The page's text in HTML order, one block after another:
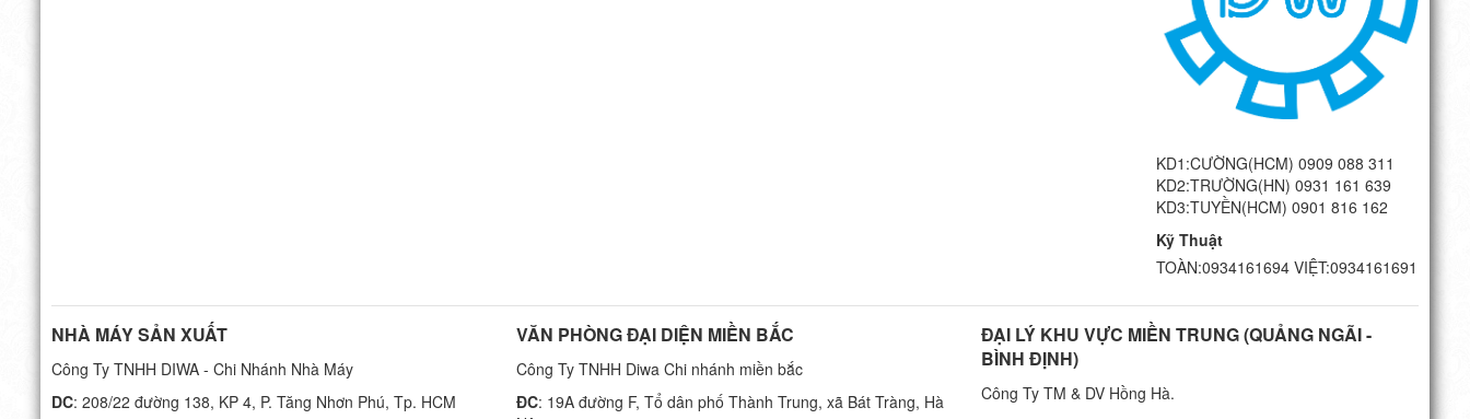
KD1:CƯỜNG(HCM) 0909 088 311
KD2:TRƯỜNG(HN) 0931 161 639
KD3:TUYỀN(HCM) 0901 816 162
Kỹ Thuật
TOÀN:0934161694 VIỆT:0934161691
NHÀ MÁY SẢN XUẤT
Công Ty TNHH DIWA - Chi Nhánh Nhà Máy
DC: 208/22 đường 138, KP 4, P. Tăng Nhơn Phú, Tp. HCM
VĂN PHÒNG ĐẠI DIỆN MIỀN BẮC
Công Ty TNHH Diwa Chi nhánh miền bắc
ĐC: 19A đường F, Tổ dân phố Thành Trung, xã Bát Tràng, Hà
ĐẠI LÝ KHU VỰC MIỀN TRUNG (QUẢNG NGÃI -
BÌNH ĐỊNH)
Công Ty TM & DV Hồng Hà.